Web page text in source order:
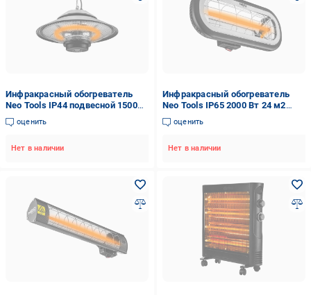
Инфракрасный обогреватель
Neo Tools IP44 подвесной 1500
Вт 9 м2 (FERC-90-034)
оценить
Нет в наличии
Инфракрасный обогреватель
Neo Tools IP65 2000 Вт 24 м2
11,5х46х19 см (VERC-90-032)
оценить
Нет в наличии